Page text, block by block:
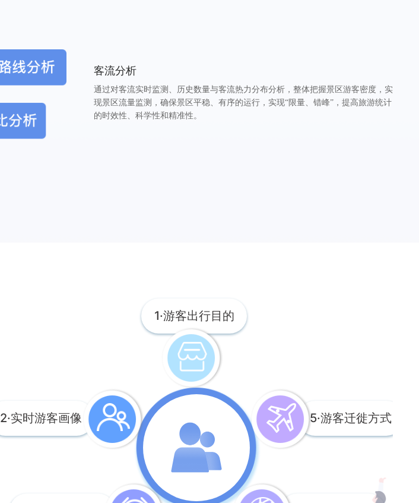
客流分析
通过对客流实时监测、历史数量与客流热力分布分析，整体把握景区游客密度，实
现景区流量监测，确保景区平稳、有序的运行，实现“限量、错峰”，提高旅游统计
的时效性、科学性和精准性。
1·游客出行目的
2·实时游客画像 5·游客迁徙方式